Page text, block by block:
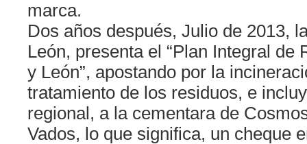
marca.
Dos años después, Julio de 2013,
León, presenta el “Plan Integral de
y León”, apostando por la
tratamiento de los residuos, e
regional, a la cementara de
Vados, lo que significa, un cheque